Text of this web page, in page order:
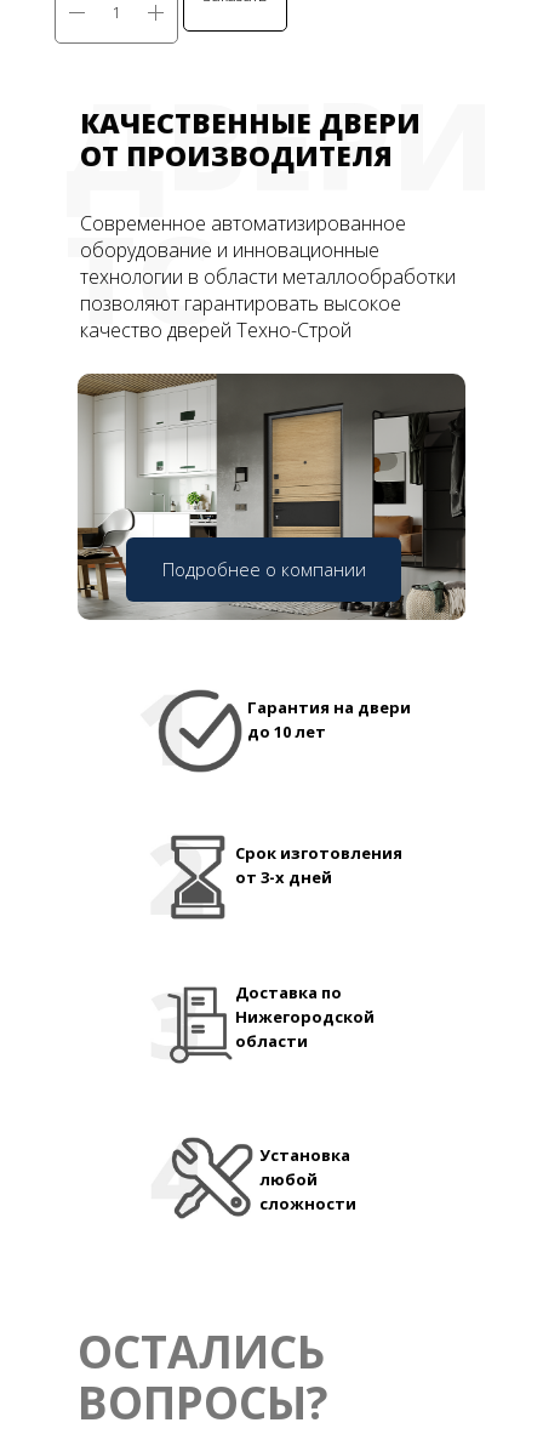
ДВЕРИ
ТС
КАЧЕСТВЕННЫЕ ДВЕРИ
ОТ ПРОИЗВОДИТЕЛЯ
Подробнее о компании
Современное автоматизированное
оборудование и инновационные
технологии в области металлообработки
позволяют гарантировать высокое
качество дверей Техно-Строй
Гарантия на двери
до 10 лет
Срок изготовления
от 3-х дней
Доставка по
Нижегородской
области
Установка
любой
сложности
ОСТАЛИСЬ
ВОПРОСЫ?